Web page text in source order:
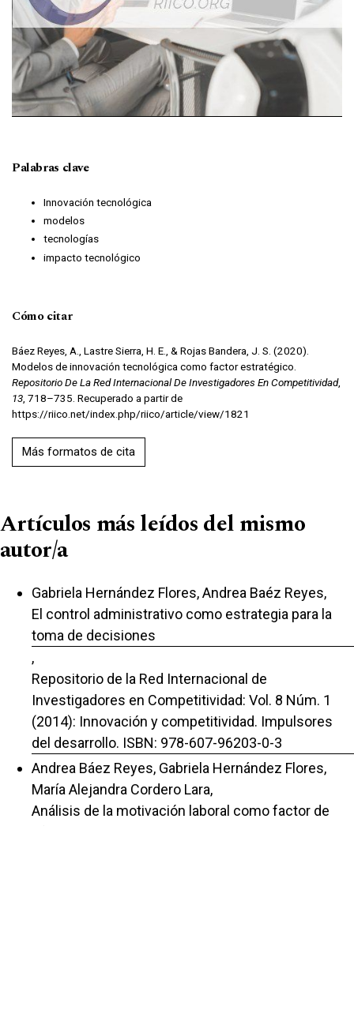
Palabras clave
Innovación tecnológica
modelos
tecnologías
impacto tecnológico
Cómo citar
Báez Reyes, A., Lastre Sierra, H. E., & Rojas Bandera, J. S. (2020).
Modelos de innovación tecnológica como factor estratégico.
Repositorio De La Red Internacional De Investigadores En Competitividad,
13 , 718–735. Recuperado a partir de
https://riico.net/index.php/riico/article/view/1821
Más formatos de cita
Artículos más leídos del mismo
autor/a
Gabriela Hernández Flores, Andrea Baéz Reyes,
El control administrativo como estrategia para la
toma de decisiones
,
Repositorio de la Red Internacional de
Investigadores en Competitividad: Vol. 8 Núm. 1
(2014): Innovación y competitividad. Impulsores
del desarrollo. ISBN: 978-607-96203-0-3
Andrea Báez Reyes, Gabriela Hernández Flores,
María Alejandra Cordero Lara,
Análisis de la motivación laboral como factor de